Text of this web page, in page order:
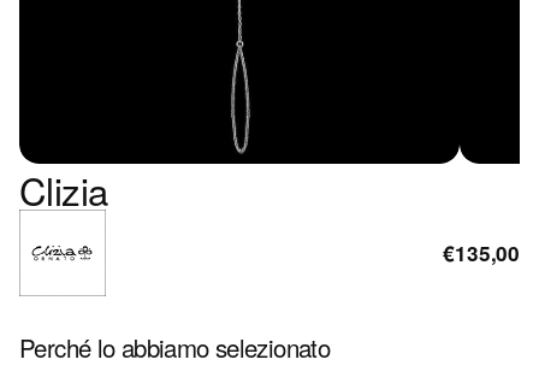
Clizia
€135,00
Perché lo abbiamo selezionato